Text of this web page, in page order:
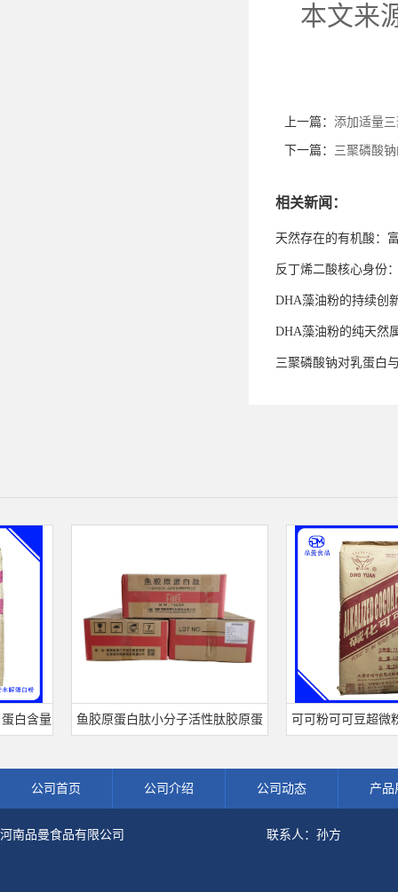
本文来
上一篇： 添加适量
下一篇： 三聚磷酸
相关新闻：
天然存在的有机酸：
反丁烯二酸核心身份
DHA藻油粉的持续创
DHA藻油粉的纯天然
三聚磷酸钠对乳蛋白
量 鱼胶原蛋白肽小分子活性肽胶原蛋 可可粉可可豆超微粉烘
公司首页 公司介绍 公司动态 产品
河南品曼食品有限公司 联系人：孙方